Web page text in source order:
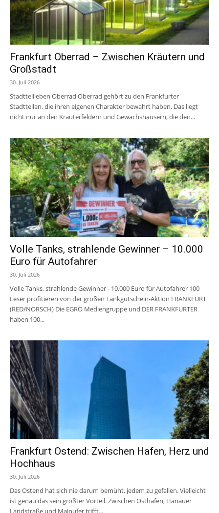
Frankfurt Oberrad – Zwischen Kräutern und
Großstadt
30. Juli 2026
Stadtteilleben Oberrad Oberrad gehört zu den Frankfurter
Stadtteilen, die ihren eigenen Charakter bewahrt haben. Das liegt
nicht nur an den Kräuterfeldern und Gewächshäusern, die den...
Volle Tanks, strahlende Gewinner – 10.000
Euro für Autofahrer
30. Juli 2026
Volle Tanks, strahlende Gewinner - 10.000 Euro für Autofahrer 100
Leser profitieren von der großen Tankgutschein-Aktion FRANKFURT
(RED/NORSCH) Die EGRO Mediengruppe und DER FRANKFURTER
haben 100...
Frankfurt Ostend: Zwischen Hafen, Herz und
Hochhaus
30. Juli 2026
Das Ostend hat sich nie darum bemüht, jedem zu gefallen. Vielleicht
ist genau das sein größter Vorteil. Zwischen Osthafen, Hanauer
Landstraße und Mainufer trifft...